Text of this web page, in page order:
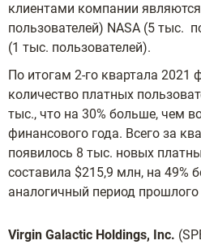
клиентами компании
пользователей) NASA (5 тыс.
(1 тыс. пользователей).
По итогам 2-го квартала 2021
количество платных
тыс., что на 30% больше, чем
финансового года. Всего за
появилось 8 тыс. новых
составила $215,9 млн, на 49%
аналогичный период прошлого
Virgin Galactic Holdings, Inc.